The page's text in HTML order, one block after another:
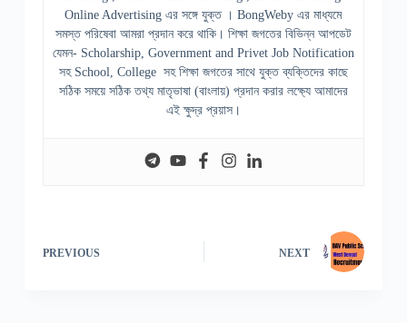
Online Advertising এর সঙ্গে যুক্ত । BongWeby এর মাধ্যমে
সমস্ত পরিষেবা আমরা প্রদান করে থাকি। শিক্ষা জগতের বিভিন্ন আপডেট
যেমন- Scholarship, Government and Privet Job Notification
সহ School, College সহ শিক্ষা জগতের সাথে যুক্ত ব্যক্তিদের কাছে
সঠিক সময়ে সঠিক তথ্য মাতৃভাষা (বাংলায়) প্রদান করার লক্ষ্যে আমাদের
এই ক্ষুদ্র প্রয়াস।
PREVIOUS NEXT